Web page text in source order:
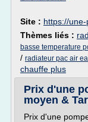
Site : https://
Thèmes liés :
basse temperature
/ radiateur pac air
chauffe plus
Prix d'une
moyen &
Prix d'une